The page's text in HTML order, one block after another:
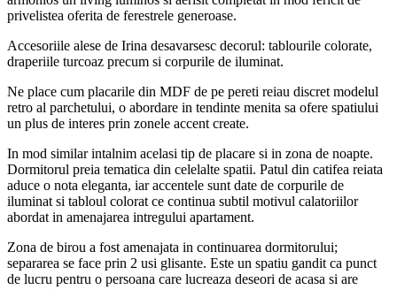
privelistea oferita de ferestrele generoase.
Accesoriile alese de Irina desavarsesc decorul: tablourile colorate,
draperiile turcoaz precum si corpurile de iluminat.
Ne place cum placarile din MDF de pe pereti reiau discret modelul
retro al parchetului, o abordare in tendinte menita sa ofere spatiului
un plus de interes prin zonele accent create.
In mod similar intalnim acelasi tip de placare si in zona de noapte.
Dormitorul preia tematica din celelalte spatii. Patul din catifea reiata
aduce o nota eleganta, iar accentele sunt date de corpurile de
iluminat si tabloul colorat ce continua subtil motivul calatoriilor
abordat in amenajarea intregului apartament.
Zona de birou a fost amenajata in continuarea dormitorului;
separarea se face prin 2 usi glisante. Este un spatiu gandit ca punct
de lucru pentru o persoana care lucreaza deseori de acasa si are